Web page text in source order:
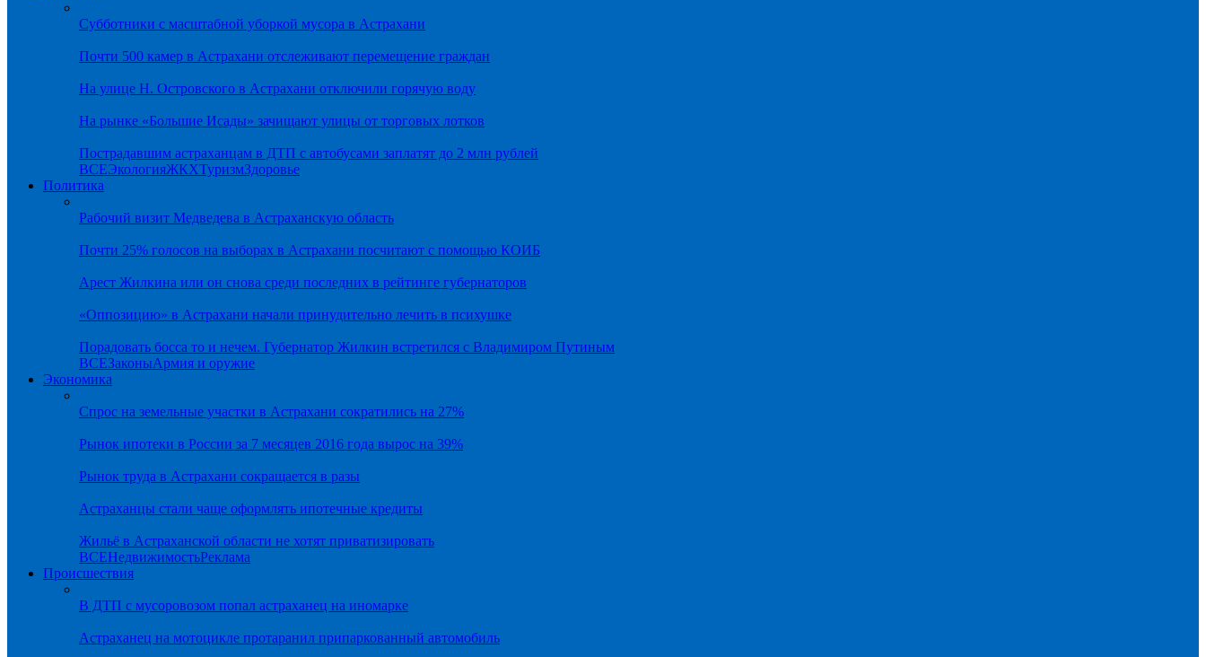
Субботники с масштабной уборкой мусора в Астрахани
Почти 500 камер в Астрахани отслеживают перемещение граждан
На улице Н. Островского в Астрахани отключили горячую воду
На рынке «Большие Исады» зачищают улицы от торговых лотков
Пострадавшим астраханцам в ДТП с автобусами заплатят до 2 млн рублей
ВСЕЭкологияЖКХТуризмЗдоровье
Политика
Рабочий визит Медведева в Астраханскую область
Почти 25% голосов на выборах в Астрахани посчитают с помощью КОИБ
Арест Жилкина или он снова среди последних в рейтинге губернаторов
«Оппозицию» в Астрахани начали принудительно лечить в психушке
Порадовать босса то и нечем. Губернатор Жилкин встретился с Владимиром Путиным
ВСЕЗаконыАрмия и оружие
Экономика
Спрос на земельные участки в Астрахани сократились на 27%
Рынок ипотеки в России за 7 месяцев 2016 года вырос на 39%
Рынок труда в Астрахани сокращается в разы
Астраханцы стали чаще оформлять ипотечные кредиты
Жильё в Астраханской области не хотят приватизировать
ВСЕНедвижимостьРеклама
Происшествия
В ДТП с мусоровозом попал астраханец на иномарке
Астраханец на мотоцикле протаранил припаркованный автомобиль